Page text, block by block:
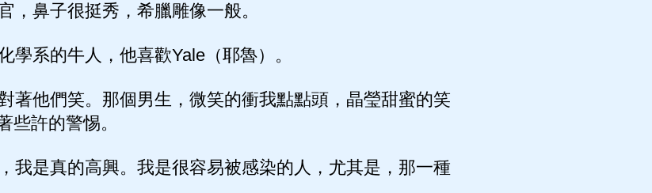
鼻子很挺秀，希臘雕像一般。
系的牛人，他喜歡Yale（耶魯）。
著他們笑。那個男生，微笑的衝我點點頭，晶瑩甜蜜的笑
些許的警惕。
我是真的高興。我是很容易被感染的人，尤其是，那一種